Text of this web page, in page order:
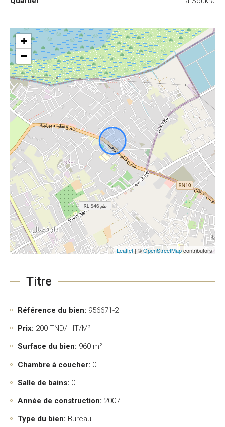
+
−
Leaflet | ©OpenStreetMapcontributors
Titre
Référence du bien: 956671-2
Prix: 200 TND/ HT/M²
Surface du bien: 960 m²
Chambre à coucher: 0
Salle de bains: 0
Année de construction: 2007
Type du bien: Bureau